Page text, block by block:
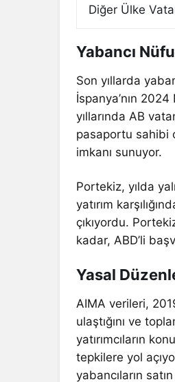
Diğer Ülke
Yabancı
Son yıllarda
İspanya’nın
yıllarında AB
pasaportu sahibi
imkanı sunuyor.
Portekiz, yılda
yatırım
çıkıyordu.
kadar, ABD’li
Yasal
AIMA verileri,
ulaştığını ve
yatırımcıların
tepkilere yol
yabancıların